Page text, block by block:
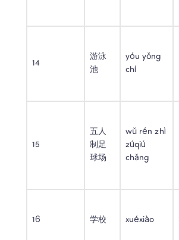
14
游泳
池
yóu yǒng
chí
15
五人
制足
球场
wǔ rén zhì
zúqiú
chǎng
16 学校 xuéxiào